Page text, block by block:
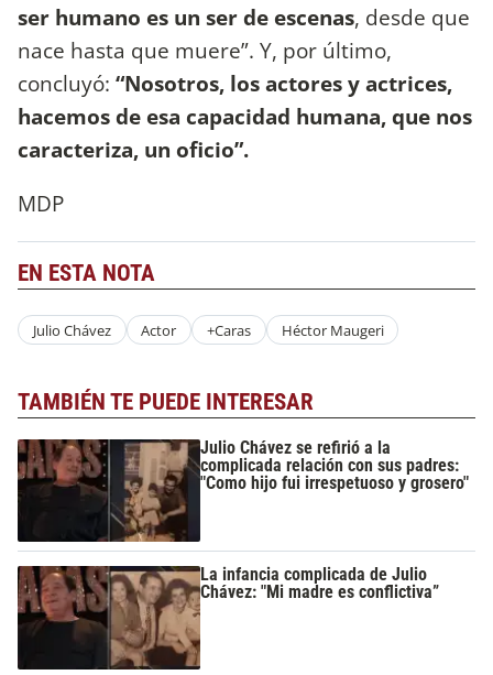
ser humano es un ser de escenas, desde que
nace hasta que muere”. Y, por último,
concluyó: “Nosotros, los actores y actrices,
hacemos de esa capacidad humana, que nos
caracteriza, un oficio”.
MDP
EN ESTA NOTA
Julio Chávez Actor +Caras Héctor Maugeri
TAMBIÉN TE PUEDE INTERESAR
Julio Chávez se refirió a la
complicada relación con sus padres:
"Como hijo fui irrespetuoso y grosero"
La infancia complicada de Julio
Chávez: "Mi madre es conflictiva”